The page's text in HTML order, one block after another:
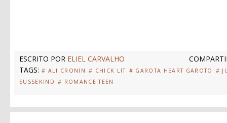
ESCRITO POR ELIEL CARVALHO
TAGS: # ALI CRONIN # CHICK LIT # GAROTA HEART GAROTO
#
SUSSEKIND # ROMANCE TEEN